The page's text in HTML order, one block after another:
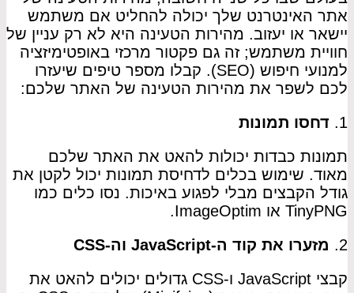
אתר האינטרנט שלך יכולה להחליט אם משתמש
יישאר או יעזוב. מהירות הטעינה היא לא רק עניין של
חוויית משתמש; זה גם פקטור מרכזי באופטימיזציה
למנועי חיפוש (SEO). קבלו מספר טיפים שיעזרו
לכם לשפר את מהירות הטעינה של האתר שלכם:
1. דחסו תמונות
תמונות כבדות יכולות להאט את האתר שלכם
מאוד. שימוש בכלים לדחיסת תמונות יכול לקטן את
גודל הקבצים מבלי לפגוע באיכות. נסו כלים כמו
TinyPNG או ImageOptim.
2.
מזערו את קוד ה-JavaScript וה-CSS
קבצי JavaScript ו-CSS גדולים יכולים להאט את